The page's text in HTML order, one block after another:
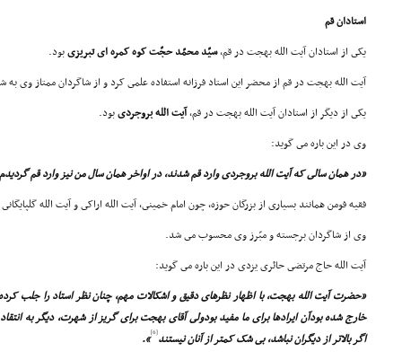
استادان قم
یکى از استادان آیت الله بهجت در قم،سیّد محمّد حجّت کوه کمره اى تبریزىبود.
آیت الله بهجت در قم از محضر این استاد فرزانه استفاده علمى کرد و از شاگردان ممتاز وى به
یکى از دیگر از استادان آیت الله بهجت در قم،آیت الله بروجردىبود.
وى در این باره مى گوید:
«در همان سالى که آیت الله بروجردى وارد قم شدند، در اواخر همان سال من نیز وارد قم
فقیه فومن همانند بسیارى از بزرگان حوزه، چون امام خمینى، آیت الله اراکى و آیت الله
وى از شاگردان برجسته و مبّرز وى محسوب مى شد.
آیت الله حاج مرتضى حائرى یزدى در این باره مى گوید:
«حضرت آیت الله بهجت، با اظهار نظرهاى دقیق و اشکالات مهم، چنان نظر استاد را
خارج شده بودآن ایرادها براى ما مفید بودولى آقاى بهجت براى گریز از شهرت، دیگر به
اگر بالاتر از دیگران نباشد، بى شک کمتر از آنان نیستند[6]
».